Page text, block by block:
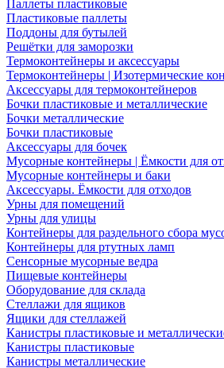
Паллеты пластиковые
Пластиковые паллеты
Поддоны для бутылей
Решётки для заморозки
Термоконтейнеры и аксессуары
Термоконтейнеры | Изотермические
Аксессуары для термоконтейнеров
Бочки пластиковые и металлические
Бочки металлические
Бочки пластиковые
Аксессуары для бочек
Мусорные контейнеры | Ёмкости для
Мусорные контейнеры и баки
Аксессуары. Ёмкости для отходов
Урны для помещений
Урны для улицы
Контейнеры для раздельного сбора
Контейнеры для ртутных ламп
Сенсорные мусорные ведра
Пищевые контейнеры
Оборудование для склада
Стеллажи для ящиков
Ящики для стеллажей
Канистры пластиковые и
Канистры пластиковые
Канистры металлические